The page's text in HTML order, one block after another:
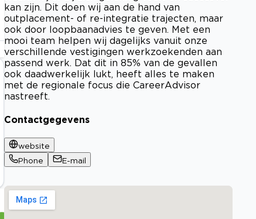
kan zijn. Dit doen wij aan de hand van
outplacement- of re-integratie trajecten, maar
ook door loopbaanadvies te geven. Met een
mooi team helpen wij dagelijks vanuit onze
verschillende vestigingen werkzoekenden aan
passend werk. Dat dit in 85% van de gevallen
ook daadwerkelijk lukt, heeft alles te maken
met de regionale focus die CareerAdvisor
nastreeft.
Contactgegevens
website
Phone
E-mail